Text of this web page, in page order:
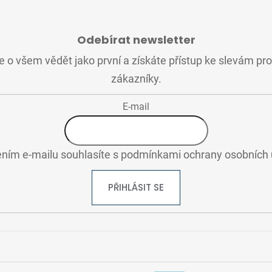
Odebírat newsletter
o všem vědět jako první a získáte přístup ke slevám
zákazníky.
E-mail
e-mailu souhlasíte s podmínkami ochrany osobních
PŘIHLÁSIT SE